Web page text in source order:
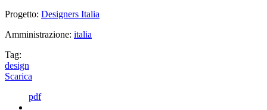
Progetto: Designers Italia
Amministrazione: italia
Tag:
design
Scarica
pdf